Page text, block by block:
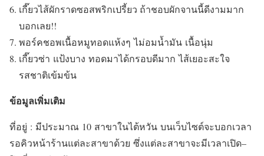
เกี๊ยวไส้ผักราดซอสพริกเปรี้ยว ถ้าชอบผักจานนี้ดีงามมาก
บอกเลย!!
พอร์คชอพเนื้อหมูทอดแห้งๆ ไม่อมน้ำมัน เนื้อนุ่ม
เกี๊ยวซ่า แป้งบาง ทอดมาได้กรอบดีมาก ไส้เยอะสะใจ
รสชาติเข้มข้น
ข้อมูลเพิ่มเติม
ที่อยู่ : มีประมาณ 10 สาขาในไต้หวัน บนเว็บไซต์จะบอกเวลา
รอคิวหน้าร้านแต่ละสาขาด้วย ซึ่งแต่ละสาขาจะมีเวลาเปิด–